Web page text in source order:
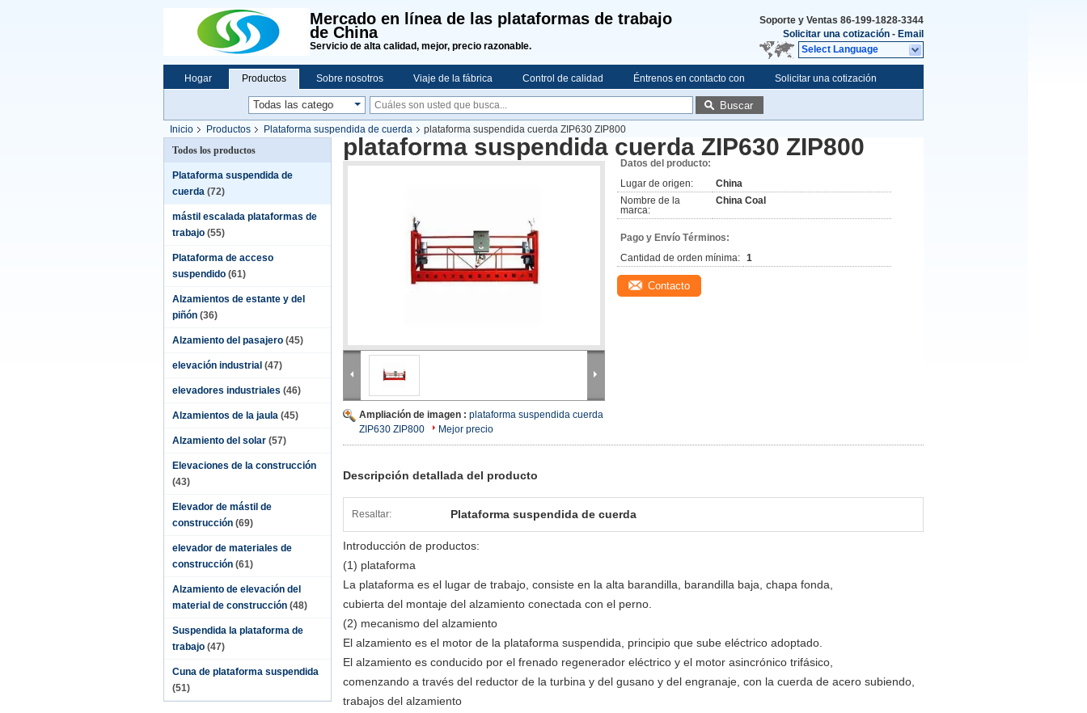
Mercado en línea de las plataformas de trabajo
de China
Servicio de alta calidad, mejor, precio razonable.
Soporte y Ventas 86-199-1828-3344
Solicitar una cotización - Email
Select Language
Hogar Productos Sobre nosotros Viaje de la fábrica Control de calidad Éntrenos en contacto con Solicitar una cotización
Buscar
Inicio Productos Plataforma suspendida de cuerda
plataforma suspendida cuerda ZIP630 ZIP800
Todos los productos
Plataforma suspendida de
cuerda (72)
mástil escalada plataformas de
trabajo (55)
Plataforma de acceso
suspendido (61)
Alzamientos de estante y del
piñón (36)
Alzamiento del pasajero (45)
elevación industrial (47)
elevadores industriales (46)
Alzamientos de la jaula (45)
Alzamiento del solar (57)
Elevaciones de la construcción
(43)
Elevador de mástil de
construcción (69)
elevador de materiales de
construcción (61)
Alzamiento de elevación del
material de construcción (48)
Suspendida la plataforma de
trabajo (47)
Cuna de plataforma suspendida
(51)
plataforma suspendida cuerda ZIP630 ZIP800
Ampliación de imagen : plataforma suspendida cuerda
ZIP630 ZIP800
Mejor precio
Datos del producto:
Lugar de origen:
China
Nombre de la
marca:
China Coal
Pago y Envío Términos:
Cantidad de orden mínima: 1
Contacto
Descripción detallada del producto
Resaltar: Plataforma suspendida de cuerda
Introducción de productos:
(1) plataforma
La plataforma es el lugar de trabajo, consiste en la alta barandilla, barandilla baja, chapa fonda,
cubierta del montaje del alzamiento conectada con el perno.
(2) mecanismo del alzamiento
El alzamiento es el motor de la plataforma suspendida, principio que sube eléctrico adoptado.
El alzamiento es conducido por el frenado regenerador eléctrico y el motor asincrónico trifásico,
comenzando a través del reductor de la turbina y del gusano y del engranaje, con la cuerda de acero subiendo,
trabajos del alzamiento